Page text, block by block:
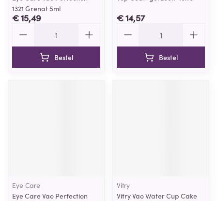
1321 Grenat 5ml
€ 15,49
Bestel
€ 14,57
Bestel
Eye Care
Eye Care Vao Perfection
Vitry
Vitry Vao Water Cup Cake